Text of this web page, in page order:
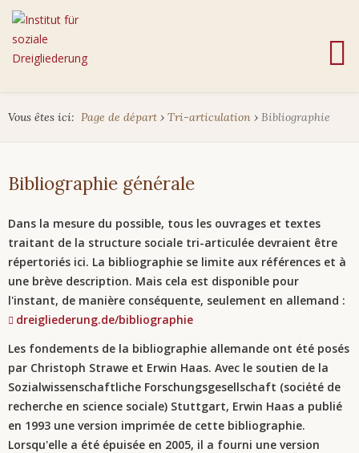
Vous êtes ici: Page de départ › Tri-articulation › Bibliographie
Bibliographie générale
Dans la mesure du possible, tous les ouvrages et textes
traitant de la structure sociale tri-articulée devraient être
répertoriés ici. La bibliographie se limite aux références et à
une brève description. Mais cela est disponible pour
l'instant, de manière conséquente, seulement en allemand :
dreigliederung.de/bibliographie
Les fondements de la bibliographie allemande ont été posés
par Christoph Strawe et Erwin Haas. Avec le soutien de la
Sozialwissenschaftliche Forschungsgesellschaft (société de
recherche en science sociale) Stuttgart, Erwin Haas a publié
en 1993 une version imprimée de cette bibliographie.
Lorsqu'elle a été épuisée en 2005, il a fourni une version